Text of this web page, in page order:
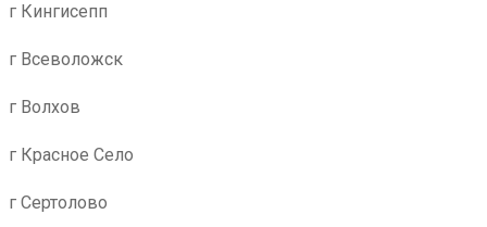
г Кингисепп
г Всеволожск
г Волхов
г Красное Село
г Сертолово